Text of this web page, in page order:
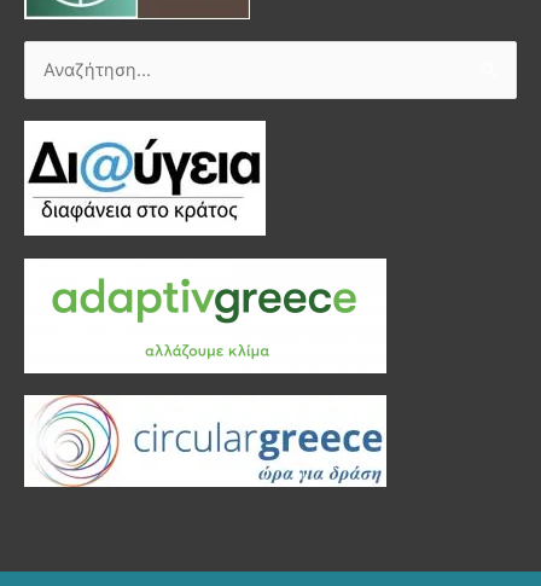
Αναζήτηση